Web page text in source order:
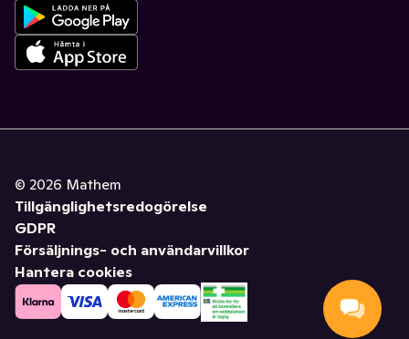
© 2026 Mathem
Tillgänglighetsredogörelse
GDPR
Försäljnings- och användarvillkor
Hantera cookies